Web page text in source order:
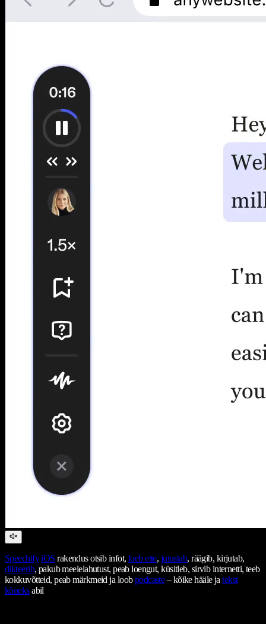
Speechify iOS rakendus otsib infot, loeb ette, jutustab, räägib, kirjutab,
dikteerib, pakub meelelahutust, peab loengut, küsitleb, sirvib internetti, teeb
kokkuvõtteid, peab märkmeid ja loobpodcaste– kõike hääle jatekst
kõneksabil